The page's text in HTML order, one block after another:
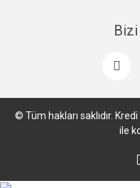
© Tüm hakları saklıdır.
ile